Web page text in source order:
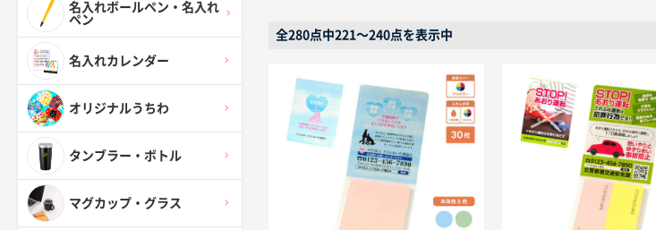
名入れボールペン・名入れ
ペン
名入れカレンダー
オリジナルうちわ
タンブラー・ボトル
マグカップ・グラス
全280点中221〜240点を表示中